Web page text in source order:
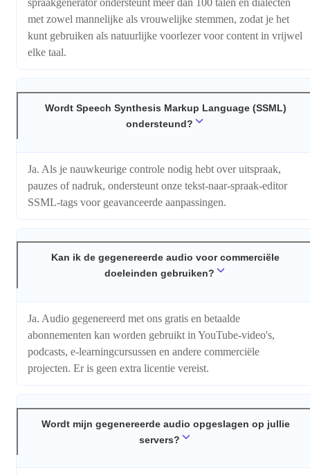
spraakgenerator ondersteunt meer dan 100 talen en dialecten
met zowel mannelijke als vrouwelijke stemmen, zodat je het
kunt gebruiken als natuurlijke voorlezer voor content in vrijwel
elke taal.
Wordt Speech Synthesis Markup Language (SSML)
ondersteund?
Ja. Als je nauwkeurige controle nodig hebt over uitspraak,
pauzes of nadruk, ondersteunt onze tekst-naar-spraak-editor
SSML-tags voor geavanceerde aanpassingen.
Kan ik de gegenereerde audio voor commerciële
doeleinden gebruiken?
Ja. Audio gegenereerd met ons gratis en betaalde
abonnementen kan worden gebruikt in YouTube-video's,
podcasts, e-learningcursussen en andere commerciële
projecten. Er is geen extra licentie vereist.
Wordt mijn gegenereerde audio opgeslagen op jullie
servers?